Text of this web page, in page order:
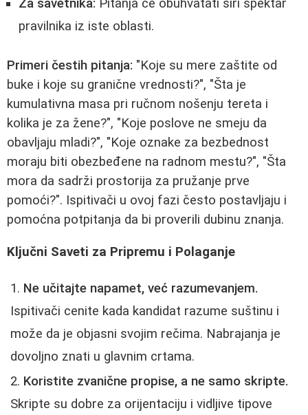
Za savetnika: Pitanja će obuhvatati širi spektar
pravilnika iz iste oblasti.
Primeri čestih pitanja: "Koje su mere zaštite od
buke i koje su granične vrednosti?", "Šta je
kumulativna masa pri ručnom nošenju tereta i
kolika je za žene?", "Koje poslove ne smeju da
obavljaju mladi?", "Koje oznake za bezbednost
moraju biti obezbeđene na radnom mestu?", "Šta
mora da sadrži prostorija za pružanje prve
pomoći?". Ispitivači u ovoj fazi često postavljaju i
pomoćna potpitanja da bi proverili dubinu znanja.
Ključni Saveti za Pripremu i Polaganje
Ne učitajte napamet, već razumevanjem.
Ispitivači cenite kada kandidat razume suštinu i
može da je objasni svojim rečima. Nabrajanja je
dovoljno znati u glavnim crtama.
Koristite zvanične propise, a ne samo skripte.
Skripte su dobre za orijentaciju i vidljive tipove